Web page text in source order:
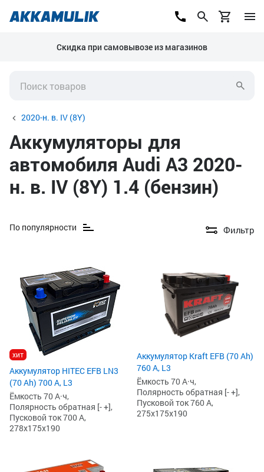
Скидка при самовывозе из магазинов
2020-н. в. IV (8Y)
Аккумуляторы для
автомобиля Audi A3 2020-
н. в. IV (8Y) 1.4 (бензин)
По популярности Фильтр
хит
Аккумулятор HITEC EFB LN3
(70 Ah) 700 А, L3
Ёмкость 70 А·ч,
Полярность обратная [- +],
Пусковой ток 700 А,
278x175x190
Аккумулятор Kraft EFB (70 Ah)
760 А, L3
Ёмкость 70 А·ч,
Полярность обратная [- +],
Пусковой ток 760 А,
275x175x190